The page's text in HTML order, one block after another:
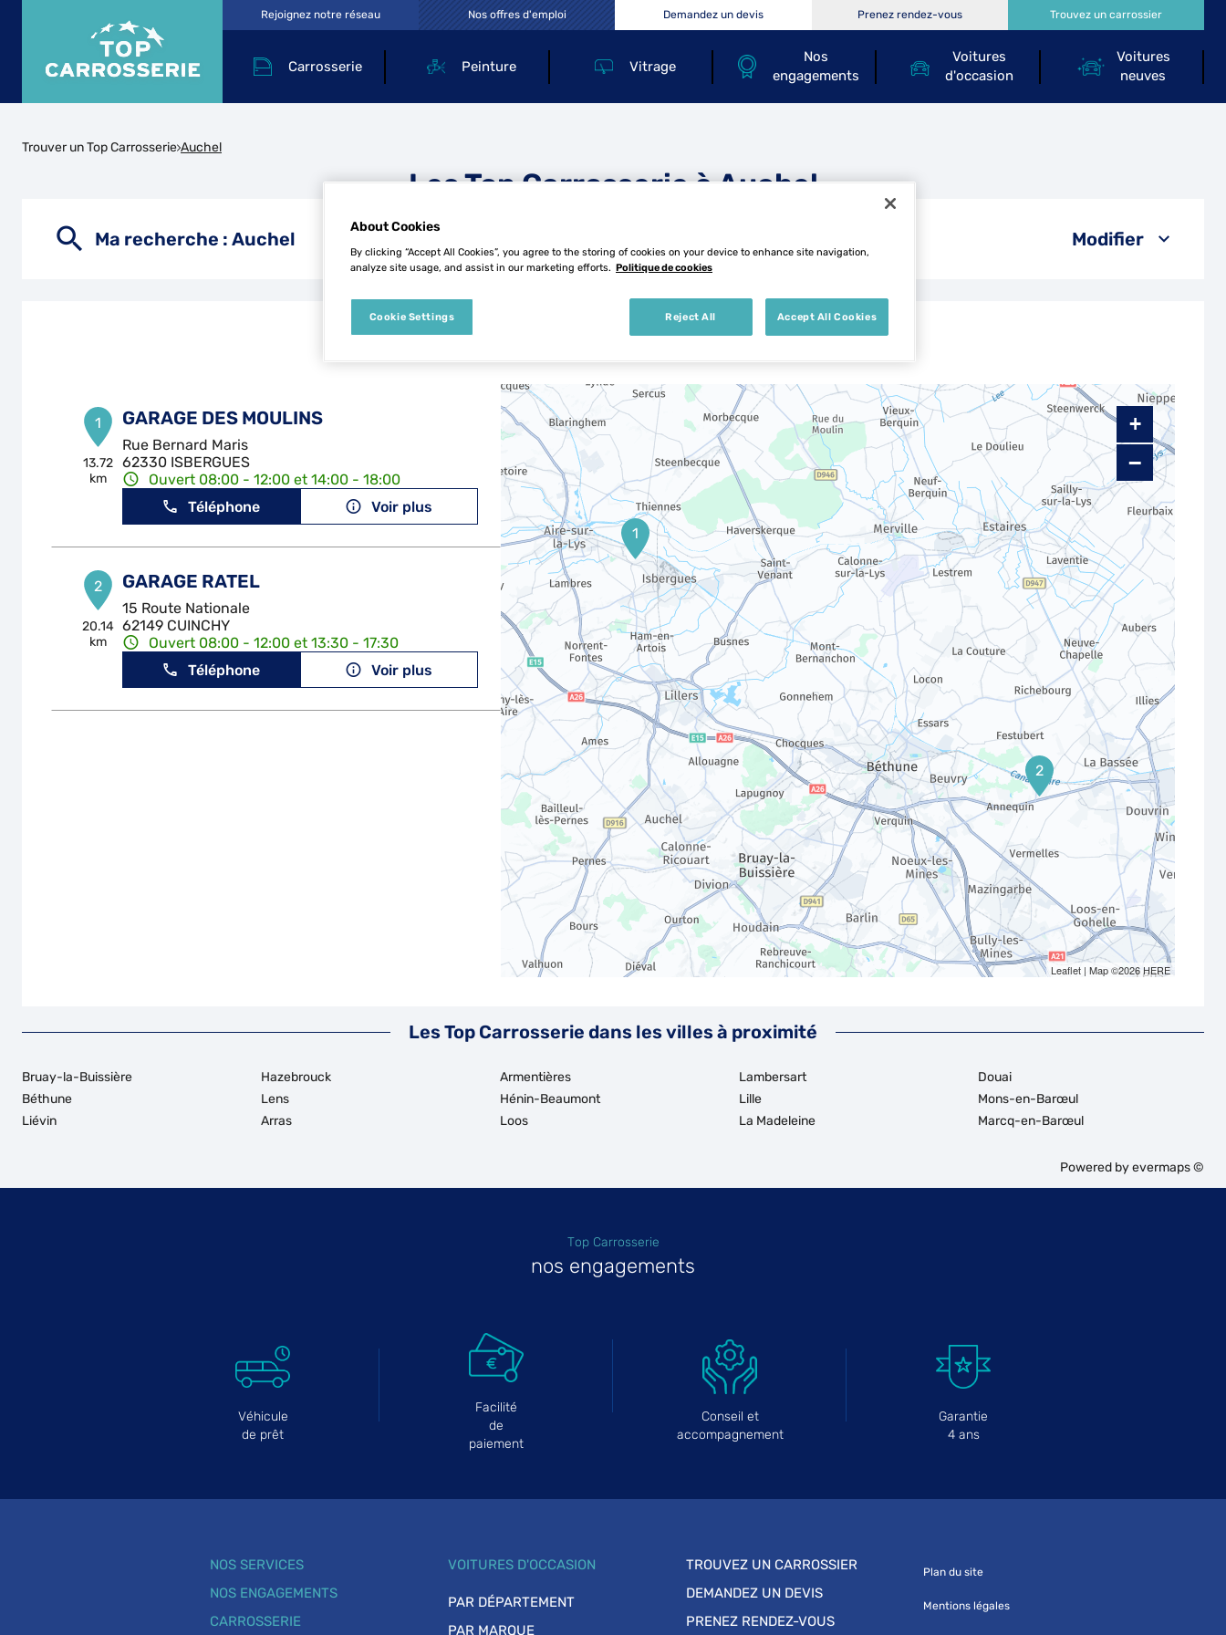
Carrosserie Peinture Vitrage
Nos
engagements
Voitures
d'occasion
Voitures
neuves
Rejoignez notre réseau Nos offres d'emploi Demandez un devis Prenez rendez-vous Trouvez un carrossier
Trouver un Top Carrosserie Auchel
Les Top Carrosserie à Auchel
Ma recherche : Auchel Modifier
2 Top Carrosserie à Auchel
1
13.72
km
GARAGE DES MOULINS
Rue Bernard Maris
62330 ISBERGUES
Ouvert 08:00 - 12:00 et 14:00 - 18:00
Téléphone
Voir plus
2
20.14
km
GARAGE RATEL
15 Route Nationale
62149 CUINCHY
Ouvert 08:00 - 12:00 et 13:30 - 17:30
Téléphone
Voir plus
2
1
+
−
Leaflet| Map ©2026HERE
Les Top Carrosserie dans les villes à proximité
Bruay-la-Buissière
Béthune
Liévin
Hazebrouck
Lens
Arras
Armentières
Hénin-Beaumont
Loos
Lambersart
Lille
La Madeleine
Douai
Mons-en-Barœul
Marcq-en-Barœul
Powered byevermaps ©
Top Carrosserie
nos engagements
Véhicule
de prêt
Facilité
de
paiement
Conseil et
accompagnement
Garantie
4 ans
NOS SERVICES
NOS ENGAGEMENTS
CARROSSERIE
VOITURES D'OCCASION
PAR DÉPARTEMENT
PAR MARQUE
TROUVEZ UN CARROSSIER
DEMANDEZ UN DEVIS
PRENEZ RENDEZ-VOUS
Plan du site
Mentions légales
About Cookies
By clicking “Accept All Cookies”, you agree to the storing of cookies on your device to enhance site navigation,
analyze site usage, and assist in our marketing efforts. Politique de cookies
Reject All Accept All Cookies
Cookie Settings